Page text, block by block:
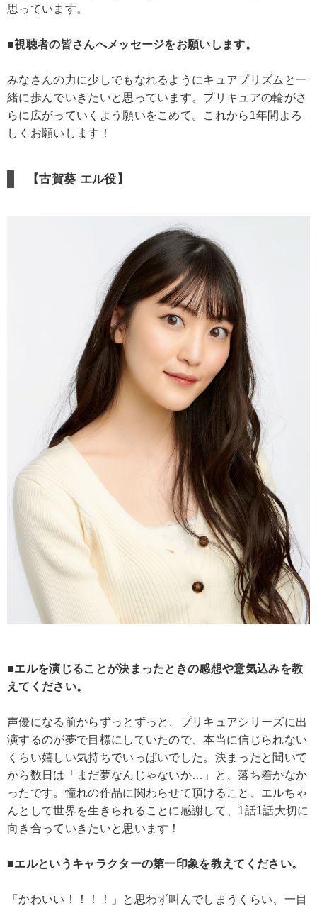
思っています。
■視聴者の皆さんへメッセージをお願いします。
みなさんの力に少しでもなれるようにキュアプリズムと一
緒に歩んでいきたいと思っています。プリキュアの輪がさ
らに広がっていくよう願いをこめて。これから1年間よろ
しくお願いします！
【古賀葵 エル役】
■エルを演じることが決まったときの感想や意気込みを教
えてください。
声優になる前からずっとずっと、プリキュアシリーズに出
演するのが夢で目標にしていたので、本当に信じられない
くらい嬉しい気持ちでいっぱいでした。決まったと聞いて
から数日は「まだ夢なんじゃないか…」と、落ち着かなか
ったです。憧れの作品に関わらせて頂けること、エルちゃ
んとして世界を生きられることに感謝して、1話1話大切に
向き合っていきたいと思います！
■エルというキャラクターの第一印象を教えてください。
「かわいい！！！！」と思わず叫んでしまうくらい、一目